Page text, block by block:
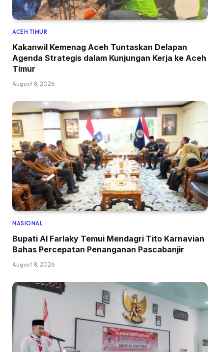
ACEH TIMUR
Kakanwil Kemenag Aceh Tuntaskan Delapan
Agenda Strategis dalam Kunjungan Kerja ke Aceh
Timur
August 8, 2026
NASIONAL
Bupati Al Farlaky Temui Mendagri Tito Karnavian
Bahas Percepatan Penanganan Pascabanjir
August 8, 2026